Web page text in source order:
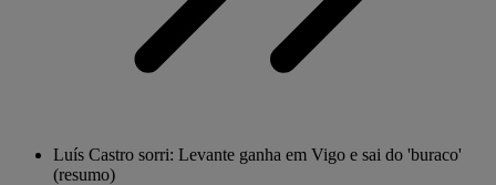
Luís Castro sorri: Levante ganha em Vigo e sai do 'buraco'
(resumo)